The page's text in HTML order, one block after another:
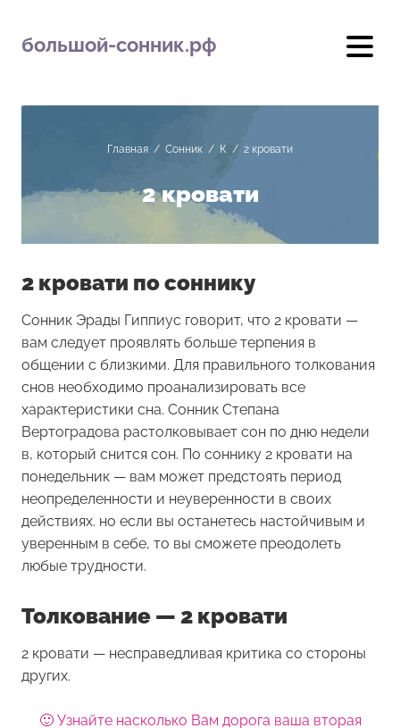
большой-сонник.рф
Главная / Сонник / К / 2 кровати
2 кровати
2 кровати по соннику
Сонник Эрады Гиппиус говорит, что 2 кровати —
вам следует проявлять больше терпения в
общении с близкими. Для правильного толкования
снов необходимо проанализировать все
характеристики сна. Сонник Степана
Вертоградова растолковывает сон по дню недели
в, который снится сон. По соннику 2 кровати на
понедельник — вам может предстоять период
неопределенности и неуверенности в своих
действиях. но если вы останетесь настойчивым и
уверенным в себе, то вы сможете преодолеть
любые трудности.
Толкование — 2 кровати
2 кровати — несправедливая критика со стороны
других.
🙂 Узнайте насколько Вам дорога ваша вторая